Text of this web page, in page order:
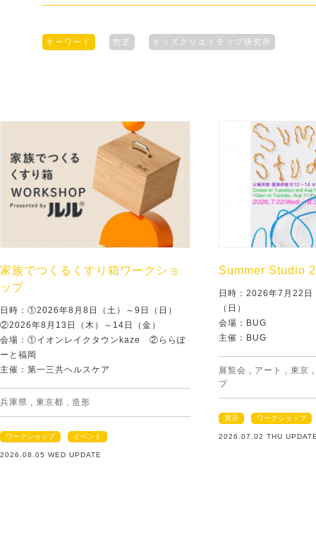
キーワード 竹芝 キッズクリエイティブ研究所
家族でつくるくすり箱ワークショ
ップ
日時：①2026年8月8日（土）～9日（日）
②2026年8月13日（木）～14日（金）
会場：①イオンレイクタウンkaze ②ららぽ
ーと福岡
主催：第一三共ヘルスケア
兵庫県 , 東京都 , 造形
ワークショップ イベント
2026.08.05 WED UPDATE
Summer Studio
日時：2026年7月22
（日）
会場：BUG
主催：BUG
展覧会 , アート , 東京
プ
展示 ワークショップ
2026.07.02 THU